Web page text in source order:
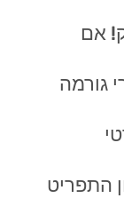
אם
גורמה
התפריט